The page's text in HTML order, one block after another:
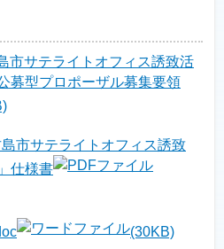
市サテライトオフィス誘致活
募型プロポーザル募集要領
市サテライトオフィス誘致
仕様書
(30KB)